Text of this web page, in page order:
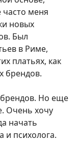
меня
новых
Был
в Риме,
платьях, как
брендов.
Но еще
Очень хочу
начать
и психолога.